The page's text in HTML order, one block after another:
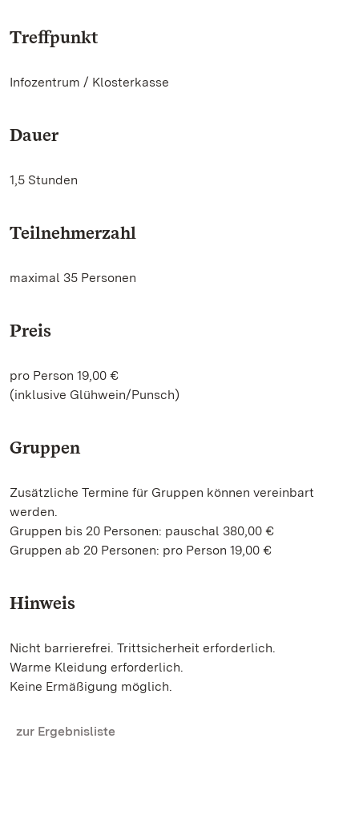
Treffpunkt
Infozentrum / Klosterkasse
Dauer
1,5 Stunden
Teilnehmerzahl
maximal 35 Personen
Preis
pro Person 19,00 €
(inklusive Glühwein/Punsch)
Gruppen
Zusätzliche Termine für Gruppen können vereinbart
werden.
Gruppen bis 20 Personen: pauschal 380,00 €
Gruppen ab 20 Personen: pro Person 19,00 €
Hinweis
Nicht barrierefrei. Trittsicherheit erforderlich.
Warme Kleidung erforderlich.
Keine Ermäßigung möglich.
zur Ergebnisliste